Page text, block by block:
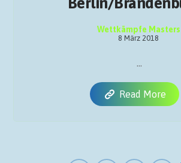
Wettkämpfe Masters
8 März 2018
...
Read More